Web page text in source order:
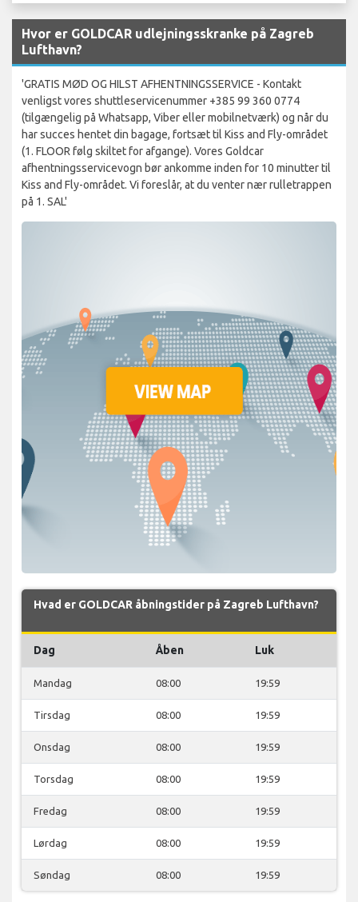
Hvor er GOLDCAR udlejningsskranke på Zagreb
Lufthavn?
'GRATIS MØD OG HILST AFHENTNINGSSERVICE - Kontakt
venligst vores shuttleservicenummer +385 99 360 0774
(tilgængelig på Whatsapp, Viber eller mobilnetværk) og når du
har succes hentet din bagage, fortsæt til Kiss and Fly-området
(1. FLOOR følg skiltet for afgange). Vores Goldcar
afhentningsservicevogn bør ankomme inden for 10 minutter til
Kiss and Fly-området. Vi foreslår, at du venter nær rulletrappen
på 1. SAL'
Hvad er GOLDCAR åbningstider på Zagreb Lufthavn?
Dag Åben Luk
Mandag 08:00 19:59
Tirsdag 08:00 19:59
Onsdag 08:00 19:59
Torsdag 08:00 19:59
Fredag 08:00 19:59
Lørdag 08:00 19:59
Søndag 08:00 19:59